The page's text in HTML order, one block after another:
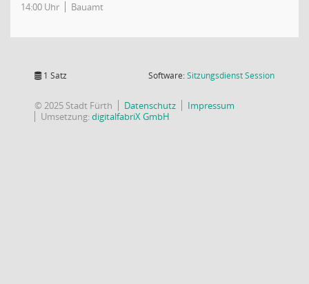
14:00 Uhr Bauamt
1 Satz Software:SitzungsdienstSession(Wird in
© 2025 Stadt Fürth Datenschutz
Impressum
Umsetzung:digitalfabriX GmbH